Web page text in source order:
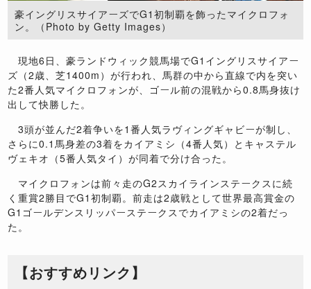
豪イングリスサイアーズでG1初制覇を飾ったマイクロフォ
ン。（Photo by Getty Images）
現地6日、豪ランドウィック競馬場でG1イングリスサイアー
ズ（2歳、芝1400m）が行われ、馬群の中から直線で内を突い
た2番人気マイクロフォンが、ゴール前の混戦から0.8馬身抜け
出して快勝した。
3頭が並んだ2着争いを1番人気ラヴィングギャビーが制し、
さらに0.1馬身差の3着をカイアミシ（4番人気）とキャステル
ヴェキオ（5番人気タイ）が同着で分け合った。
マイクロフォンは前々走のG2スカイラインステークスに続
く重賞2勝目でG1初制覇。前走は2歳戦として世界最高賞金の
G1ゴールデンスリッパーステークスでカイアミシの2着だっ
た。
【おすすめリンク】